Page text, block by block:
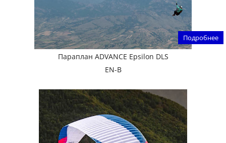
Подробнее
Параплан ADVANCE Epsilon DLS
EN-B